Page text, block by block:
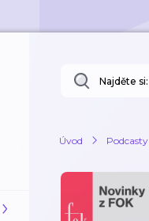
Najděte si:
Úvod Podcasty